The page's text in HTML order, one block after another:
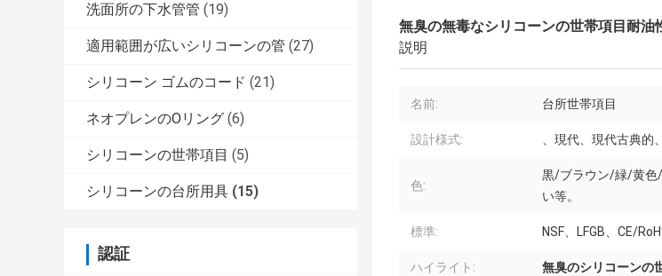
洗面所の下水管管 (19)
適用範囲が広いシリコーンの管 (27)
シリコーン ゴムのコード (21)
ネオプレンのOリング (6)
シリコーンの世帯項目 (5)
シリコーンの台所用具 (15)
認証
無臭の無毒なシリコーンの世帯項目耐油
説明
名前: 台所世帯項目
設計様式: 、現代、現代古典的
色:
黒/ブラウン/緑/黄
い等。
標準: NSF、LFGB、CE/
ハイライト: 無臭のシリコーンの